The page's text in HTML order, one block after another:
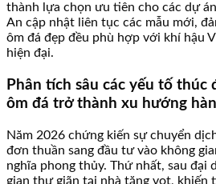
thành lựa chọn ưu tiên cho các dự
An cập nhật liên tục các mẫu mới,
ôm đá đẹp đều phù hợp với khí hậu
hiện đại.
Phân tích sâu các yếu tố thúc
ôm đá trở thành xu hướng
Năm 2026 chứng kiến sự chuyển
đơn thuần sang đầu tư vào không
nghĩa phong thủy. Thứ nhất, sau đại
gian thư giãn tại nhà tăng vọt, khiến